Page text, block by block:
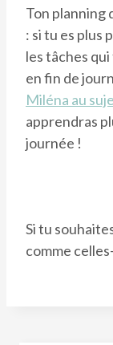
Ton planning
: si tu es plus
les tâches
en fin de
Miléna au
apprendras
journée !
Si tu
comme